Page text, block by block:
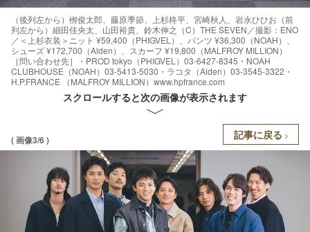
（後列左から）栁俊太郎、藤原季節、上杉柊平、宮崎秋人、岩永ひひお（前
列左から）細田佳央太、山田裕貴、鈴木伸之（C）THE SEVEN／撮影：ENO
／＜上杉衣装＞ニット ¥59,400（PHIGVEL）、パンツ ¥36,300（NOAH）、
シューズ ¥172,700（Alden）、スカーフ ¥19,800（MALFROY MILLION）
［問い合わせ先］・PROD tokyo（PHIGVEL）03-6427-8345・NOAH
CLUBHOUSE（NOAH）03-5413-5030・ラコタ（Alden）03-3545-3322・
H.P.FRANCE （MALFROY MILLION）www.hpfrance.com
スクロールすると次の画像が表示されます
( 画像3/6 ) 記事に戻る